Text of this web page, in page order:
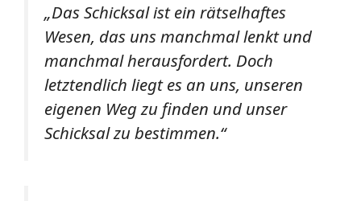
„Das Schicksal ist ein rätselhaftes
Wesen, das uns manchmal lenkt und
manchmal herausfordert. Doch
letztendlich liegt es an uns, unseren
eigenen Weg zu finden und unser
Schicksal zu bestimmen.“